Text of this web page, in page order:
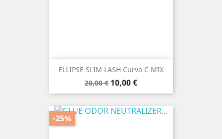
ELLIPSE SLIM LASH Curva C MIX
Prezzo
base
20,00 € Prezzo
10,00 €
-25%